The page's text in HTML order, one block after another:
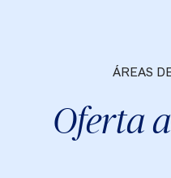
ÁREAS
Oferta